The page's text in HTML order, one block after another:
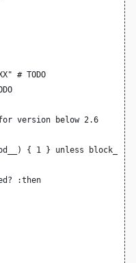
# TODO
version below 2.6
{ 1 } unless
:then